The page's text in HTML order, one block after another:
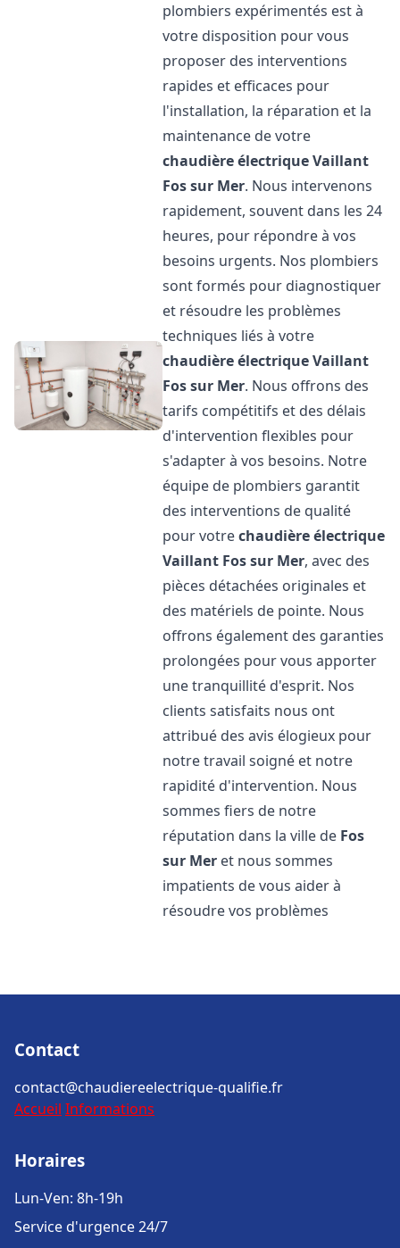
plombiers expérimentés est à
votre disposition pour vous
proposer des interventions
rapides et efficaces pour
l'installation, la réparation et la
maintenance de votre
chaudière électrique Vaillant
Fos sur Mer. Nous intervenons
rapidement, souvent dans les 24
heures, pour répondre à vos
besoins urgents. Nos plombiers
sont formés pour diagnostiquer
et résoudre les problèmes
techniques liés à votre
chaudière électrique Vaillant
Fos sur Mer. Nous offrons des
tarifs compétitifs et des délais
d'intervention flexibles pour
s'adapter à vos besoins. Notre
équipe de plombiers garantit
des interventions de qualité
pour votrechaudière électrique
Vaillant Fos sur Mer, avec des
pièces détachées originales et
des matériels de pointe. Nous
offrons également des garanties
prolongées pour vous apporter
une tranquillité d'esprit. Nos
clients satisfaits nous ont
attribué des avis élogieux pour
notre travail soigné et notre
rapidité d'intervention. Nous
sommes fiers de notre
réputation dans la ville de Fos
sur Mer et nous sommes
impatients de vous aider à
résoudre vos problèmes
Contact
contact@chaudiereelectrique-qualifie.fr
Accueil Informations
Horaires
Lun-Ven: 8h-19h
Service d'urgence 24/7